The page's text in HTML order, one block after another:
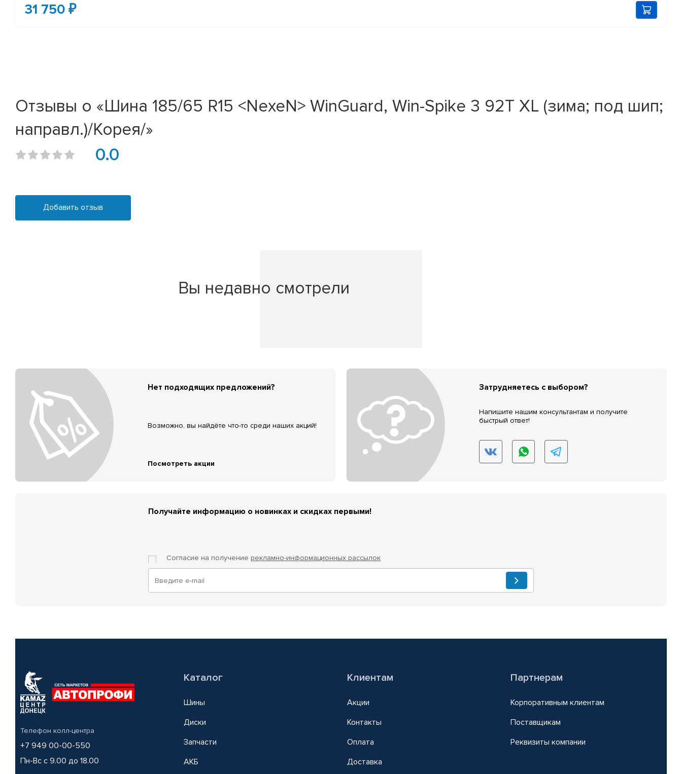
31 750 ₽
Отзывы о «Шина 185/65 R15 <NexeN> WinGuard, Win-Spike 3 92T XL (зима; под шип;
направл.)/Корея/»
0.0
Добавить отзыв
Вы недавно смотрели
Нет подходящих предложений?
Возможно, вы найдёте что-то среди наших акций!
Посмотреть акции
Затрудняетесь с выбором?
Напишите нашим консультантам и получите
быстрый ответ!
Получайте информацию о новинках и скидках первыми!
Согласие на получение рекламно-информационных рассылок
Телефон колл-центра
+7 949 00-00-550
Пн-Вс с 9.00 до 18.00
Каталог
Шины
Диски
Запчасти
АКБ
Клиентам
Акции
Контакты
Оплата
Доставка
Партнерам
Корпоративным клиентам
Поставщикам
Реквизиты компании